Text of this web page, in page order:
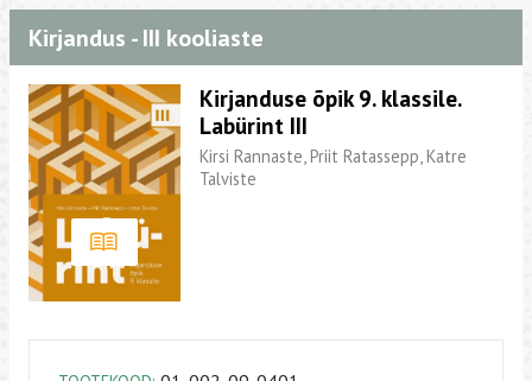
Kirjandus - III kooliaste
Kirjanduse õpik 9. klassile.
Labürint III
Kirsi Rannaste, Priit Ratassepp, Katre
Talviste